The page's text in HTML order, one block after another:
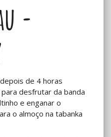
-
de 4 horas
desfrutar da banda
e enganar o
o almoço na tabanka